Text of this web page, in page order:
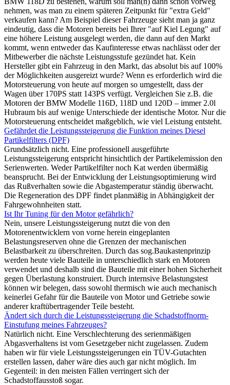
nehmen, was man zu einem späteren Zeitpunkt für "extra Geld"
verkaufen kann? Am Beispiel dieser Fahrzeuge sieht man ja ganz
eindeutig, dass die Motoren bereits bei Ihrer "auf Kiel Legung" auf
eine höhere Leistung ausgelegt werden, die dann auf den Markt
kommt, wenn entweder das Kaufinteresse etwas nachlässt oder der
Mitbewerber die nächste Leistungsstufe gezündet hat. Kein
Hersteller gibt ein Fahrzeug in den Markt, das absolut bis auf 100%
der Möglichkeiten ausgereizt wurde? Wenn es erforderlich wird die
Motorsteuerung von heute auf morgen so umgestellt, dass der
Wagen über 170PS statt 143PS verfügt. Vergleichen Sie z.B. die
Motoren der BMW Modelle 116D, 118D und 120D – immer 2.0l
Hubraum bis auf wenige Unterschiede der identische Motor. Nur die
Motorsteuerung entscheidet maßgeblich, wie viel Leistung entsteht.
Gefährdet die Leistungssteigerung die Funktion meines Diesel
Partikelfilters (DPF)
Grundsätzlich nicht. Eine professionell ausgeführte
Leistungssteigerung entspricht hinsichtlich der Partikelemission den
Serienwerten. Weder Partikelfilter noch Kat werden übermäßig
beansprucht. Bei der Entwicklung der Leistungsoptimierung wird
das Rußverhalten sowie die Abgastemperatur ständig überwacht.
Die Regeneration des DPF findet planmäßig in Abhängigkeit der
Fahrgewohnheiten statt.
Ist Ihr Tuning für den Motor gefährlich?
Nein, unsere Leistungssteigerung nutzt die von den
Motorenentwicklern von vorne herein eingeplanten
Belastungsreserven ohne die Grenzen der mechanischen
Belastbarkeit zu überschreiten. Durch das sog.Baukastenprinzip
werden heute viele Bauteile in unterschiedlich stark en Motoren
verwendet und deshalb sind die Bauteile mit einer hohen Sicherheit
gegen Überlastung konstruiert. Durch internsive Belastungstest
können wir belegen, dass sowohl thermisch wie auch mechanisch
keinerlei Gefahr für die Bauteile von Motor und Getriebe sowie
anderer kraftübertragender Teile besteht.
Ändert sich durch die Leistungssteigerung die Schadstoffnorm-
Einstufung meines Fahrzeuges?
Natürlich nicht. Eine Verschlechterung des serienmäßigen
Abgasverhaltens ist vom Gesetzgeber nicht zugelassen. Zudem
haben wir für viele Leistungssteigerungen ein TÜV-Gutachten
erstellen lassen, daher wäre dies auch gar nicht möglich. Im
Gegenteil: in den meisten Fällen verringert sich der
Schadstoffausstoß sogar.